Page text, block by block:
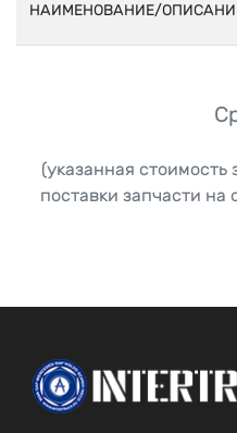
НАИМЕНОВАНИЕ/
(указанная
поставки запчасти на